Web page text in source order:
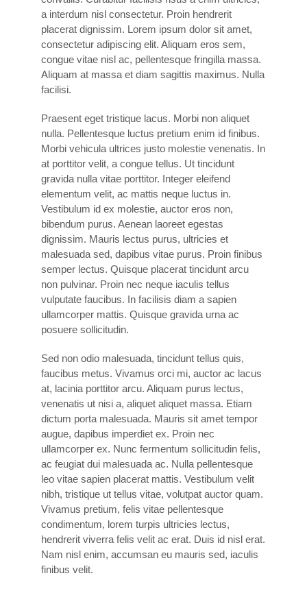
a interdum nisl consectetur. Proin hendrerit
placerat dignissim. Lorem ipsum dolor sit amet,
consectetur adipiscing elit. Aliquam eros sem,
congue vitae nisl ac, pellentesque fringilla massa.
Aliquam at massa et diam sagittis maximus. Nulla
facilisi.
Praesent eget tristique lacus. Morbi non aliquet
nulla. Pellentesque luctus pretium enim id finibus.
Morbi vehicula ultrices justo molestie venenatis. In
at porttitor velit, a congue tellus. Ut tincidunt
gravida nulla vitae porttitor. Integer eleifend
elementum velit, ac mattis neque luctus in.
Vestibulum id ex molestie, auctor eros non,
bibendum purus. Aenean laoreet egestas
dignissim. Mauris lectus purus, ultricies et
malesuada sed, dapibus vitae purus. Proin finibus
semper lectus. Quisque placerat tincidunt arcu
non pulvinar. Proin nec neque iaculis tellus
vulputate faucibus. In facilisis diam a sapien
ullamcorper mattis. Quisque gravida urna ac
posuere sollicitudin.
Sed non odio malesuada, tincidunt tellus quis,
faucibus metus. Vivamus orci mi, auctor ac lacus
at, lacinia porttitor arcu. Aliquam purus lectus,
venenatis ut nisi a, aliquet aliquet massa. Etiam
dictum porta malesuada. Mauris sit amet tempor
augue, dapibus imperdiet ex. Proin nec
ullamcorper ex. Nunc fermentum sollicitudin felis,
ac feugiat dui malesuada ac. Nulla pellentesque
leo vitae sapien placerat mattis. Vestibulum velit
nibh, tristique ut tellus vitae, volutpat auctor quam.
Vivamus pretium, felis vitae pellentesque
condimentum, lorem turpis ultricies lectus,
hendrerit viverra felis velit ac erat. Duis id nisl erat.
Nam nisl enim, accumsan eu mauris sed, iaculis
finibus velit.